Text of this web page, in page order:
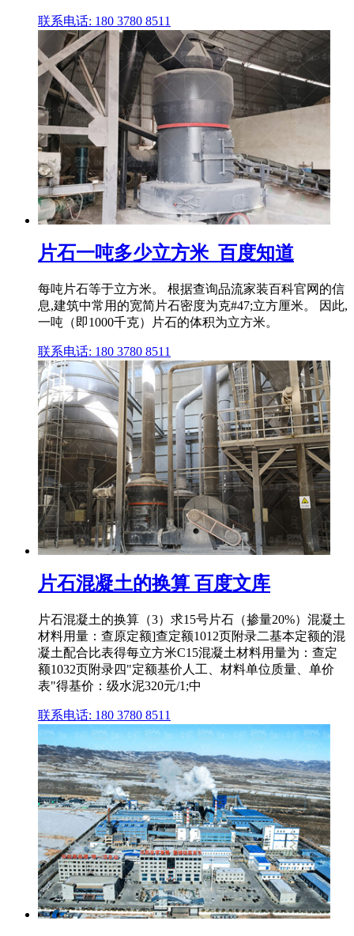
联系电话: 180 3780 8511
片石一吨多少立方米_百度知道
每吨片石等于立方米。 根据查询品流家装百科官网的信
息,建筑中常用的宽简片石密度为克#47;立方厘米。 因此,
一吨（即1000千克）片石的体积为立方米。
联系电话: 180 3780 8511
片石混凝土的换算 百度文库
片石混凝土的换算（3）求15号片石（掺量20%）混凝土
材料用量：查原定额]查定额1012页附录二基本定额的混
凝土配合比表得每立方米C15混凝土材料用量为：查定
额1032页附录四"定额基价人工、材料单位质量、单价
表"得基价：级水泥320元/1;中
联系电话: 180 3780 8511